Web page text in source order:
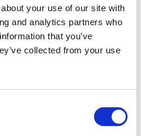
your use of our site with
and analytics partners who
that you’ve
collected from your use
el uso de diapositivas,
espacio arquitectónico
las relaciones
reflexiona sobre el